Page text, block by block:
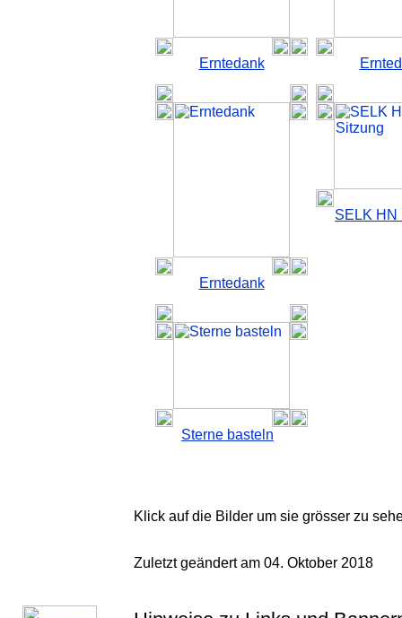
Erntedank
Erntedank
SELK HN
Sterne basteln
Klick auf die Bilder um sie grösser zu
Zuletzt geändert am 04. Oktober 2018